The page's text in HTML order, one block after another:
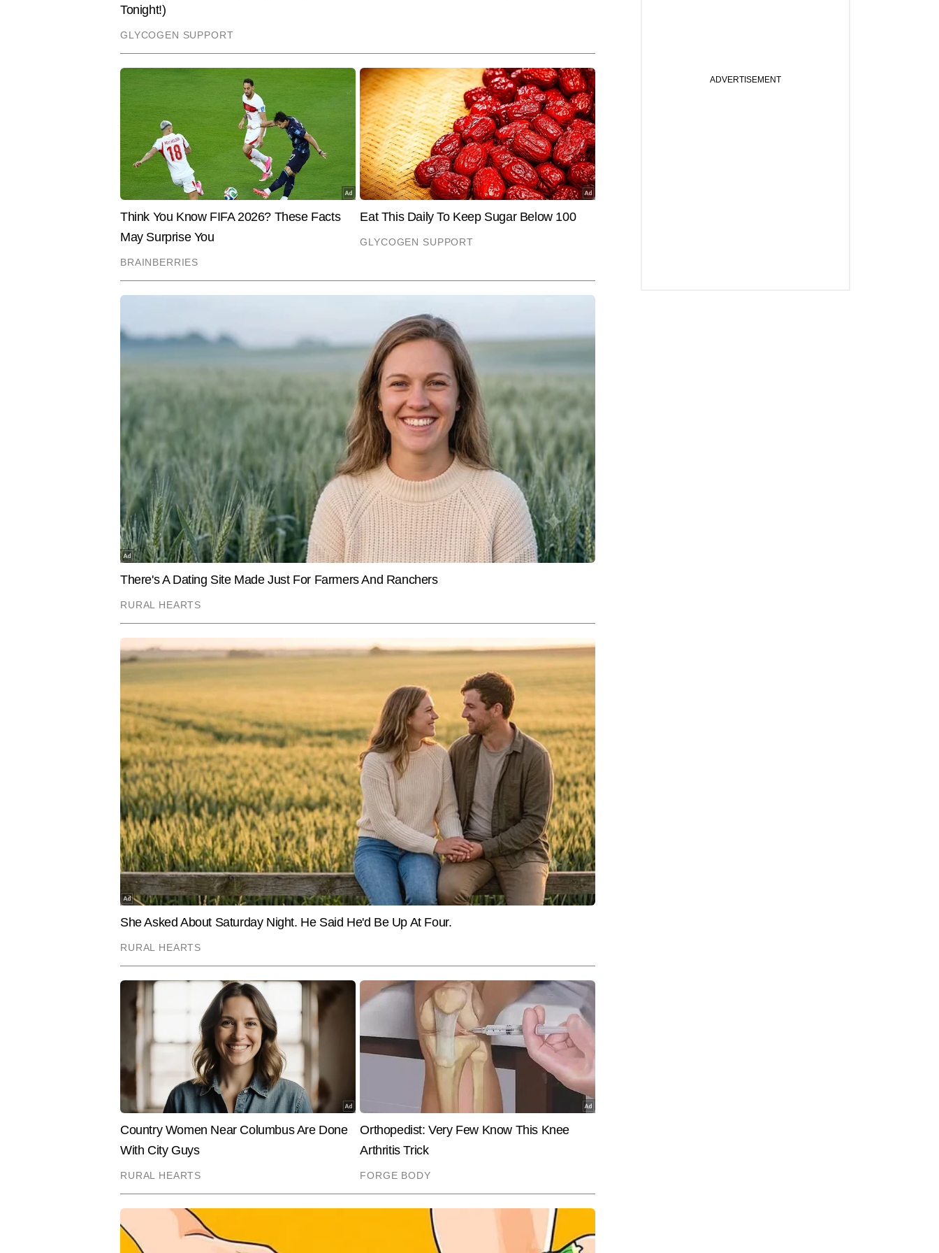
Hindi News India
End of Article